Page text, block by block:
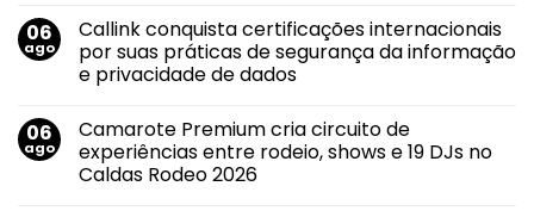
em
Geração
Z
antecipa
compra
primeiro
imóvel
e
impulsiona
mudanças
06
ago
Callink conquista certificações internacionais
por suas práticas de segurança da informação
e privacidade de dados
em
Callink
conquista
certificações
06
ago
Camarote Premium cria circuito de
experiências entre rodeio, shows e 19 DJs no
Caldas Rodeo 2026